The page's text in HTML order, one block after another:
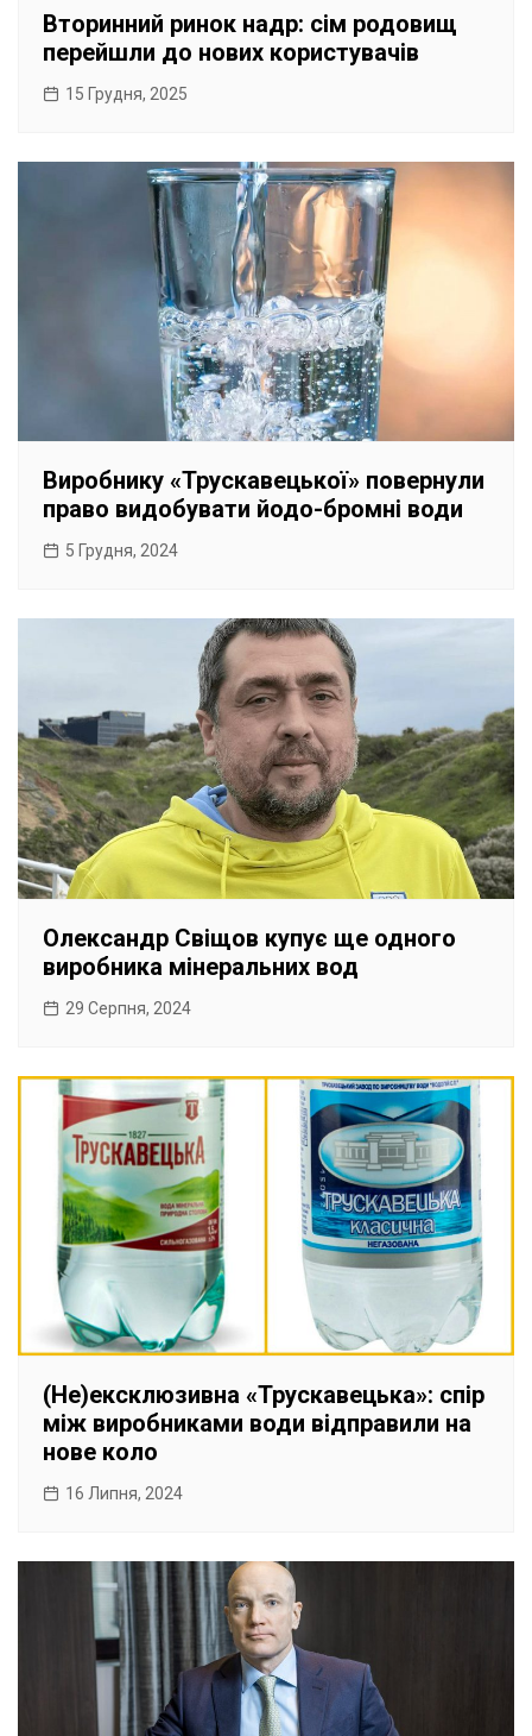
Вторинний ринок надр: сім родовищ
перейшли до нових користувачів
15 Грудня, 2025
Виробнику «Трускавецької» повернули
право видобувати йодо-бромні води
5 Грудня, 2024
Олександр Свіщов купує ще одного
виробника мінеральних вод
29 Серпня, 2024
(Не)ексклюзивна «Трускавецька»: спір
між виробниками води відправили на
нове коло
16 Липня, 2024